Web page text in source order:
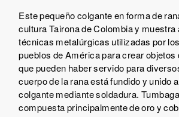
Este pequeño colgante en forma de
cultura Tairona de Colombia y muestra
técnicas metalúrgicas utilizadas por
pueblos de América para crear objetos
que pueden haber servido para
cuerpo de la rana está fundido y unido
colgante mediante soldadura.
compuesta principalmente de oro y